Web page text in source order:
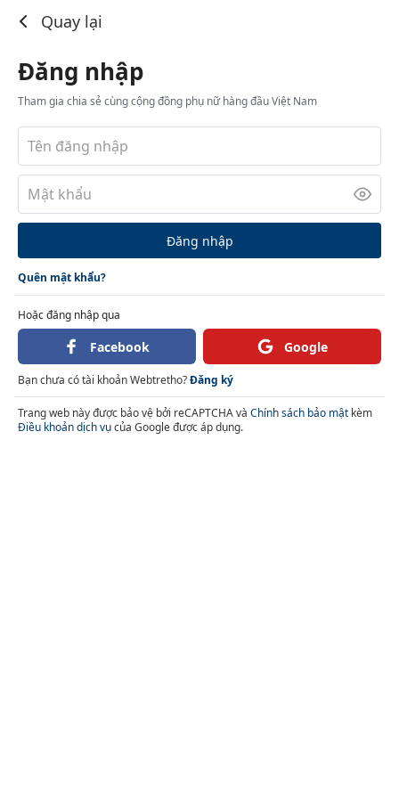
Quay lại
Đăng nhập
Tham gia chia sẻ cùng cộng đồng phụ nữ hàng đầu Việt Nam
Đăng nhập
Quên mật khẩu?
Hoặc đăng nhập qua
Facebook Google
Bạn chưa có tài khoản Webtretho?Đăng ký
Trang web này được bảo vệ bởi reCAPTCHA và Chính sách bảo mật kèm
Điều khoản dịch vụcủa Google được áp dụng.